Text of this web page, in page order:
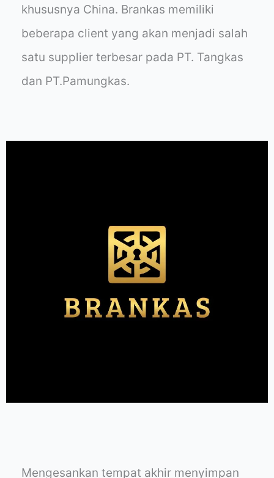
khususnya China. Brankas memiliki
beberapa client yang akan menjadi salah
satu supplier terbesar pada PT. Tangkas
dan PT.Pamungkas.
Mengesankan tempat akhir menyimpan